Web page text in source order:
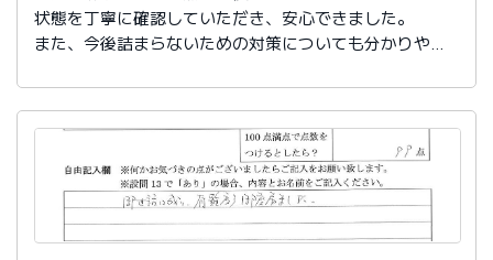
状態を丁寧に確認していただき、安心できました。
また、今後詰まらないための対策についても分かりやす
ありがとうございました。